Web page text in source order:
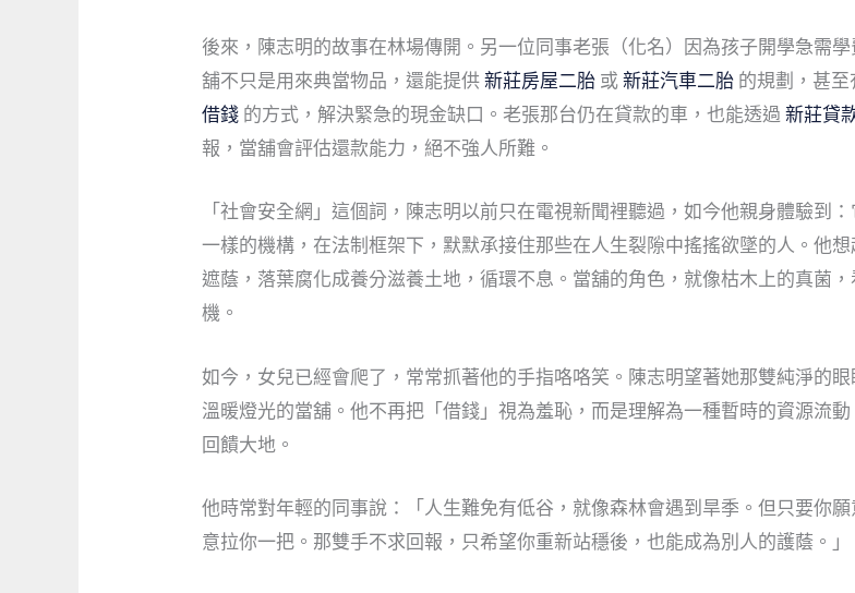
後來，陳志明的故事在林場傳開。另一位同事老張（化名）因為孩子開學急需
舖不只是用來典當物品，還能提供新莊房屋二胎 或新莊汽車二胎 的規劃，甚
借錢 的方式，解決緊急的現金缺口。老張那台仍在貸款的車，也能透過新莊貸
報，當舖會評估還款能力，絕不強人所難。
「社會安全網」這個詞，陳志明以前只在電視新聞裡聽過，如今他親身體驗到
一樣的機構，在法制框架下，默默承接住那些在人生裂隙中搖搖欲墜的人。他
遮蔭，落葉腐化成養分滋養土地，循環不息。當舖的角色，就像枯木上的真菌
機。
如今，女兒已經會爬了，常常抓著他的手指咯咯笑。陳志明望著她那雙純淨的
溫暖燈光的當舖。他不再把「借錢」視為羞恥，而是理解為一種暫時的資源流
回饋大地。
他時常對年輕的同事說：「人生難免有低谷，就像森林會遇到旱季。但只要你
意拉你一把。那雙手不求回報，只希望你重新站穩後，也能成為別人的護蔭。」